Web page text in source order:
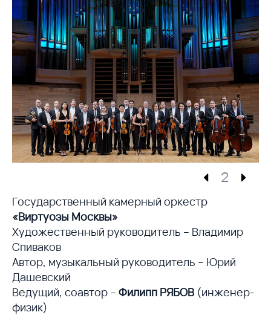
2
Государственный камерный оркестр
«Виртуозы Москвы»
Художественный руководитель – Владимир
Спиваков
Автор, музыкальный руководитель – Юрий
Дашевский
Ведущий, соавтор – Филипп РЯБОВ (инженер-
физик)